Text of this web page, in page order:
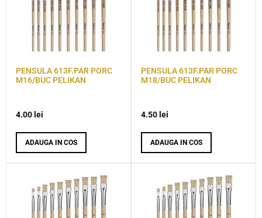
PENSULA 613F.PAR PORC
M16/BUC PELIKAN
4.00 lei
ADAUGA IN COS
PENSULA 613F.PAR PORC
M18/BUC PELIKAN
4.50 lei
ADAUGA IN COS